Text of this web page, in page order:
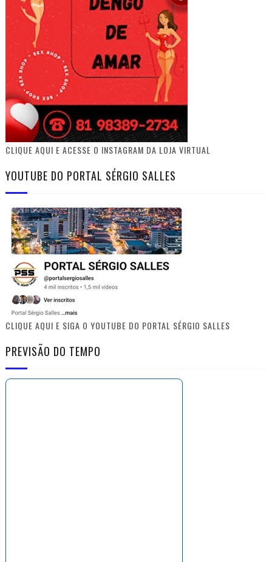
CLIQUE AQUI E ACESSE O INSTAGRAM DA LOJA VIRTUAL
YOUTUBE DO PORTAL SÉRGIO SALLES
CLIQUE AQUI E SIGA O YOUTUBE DO PORTAL SÉRGIO SALLES
PREVISÃO DO TEMPO